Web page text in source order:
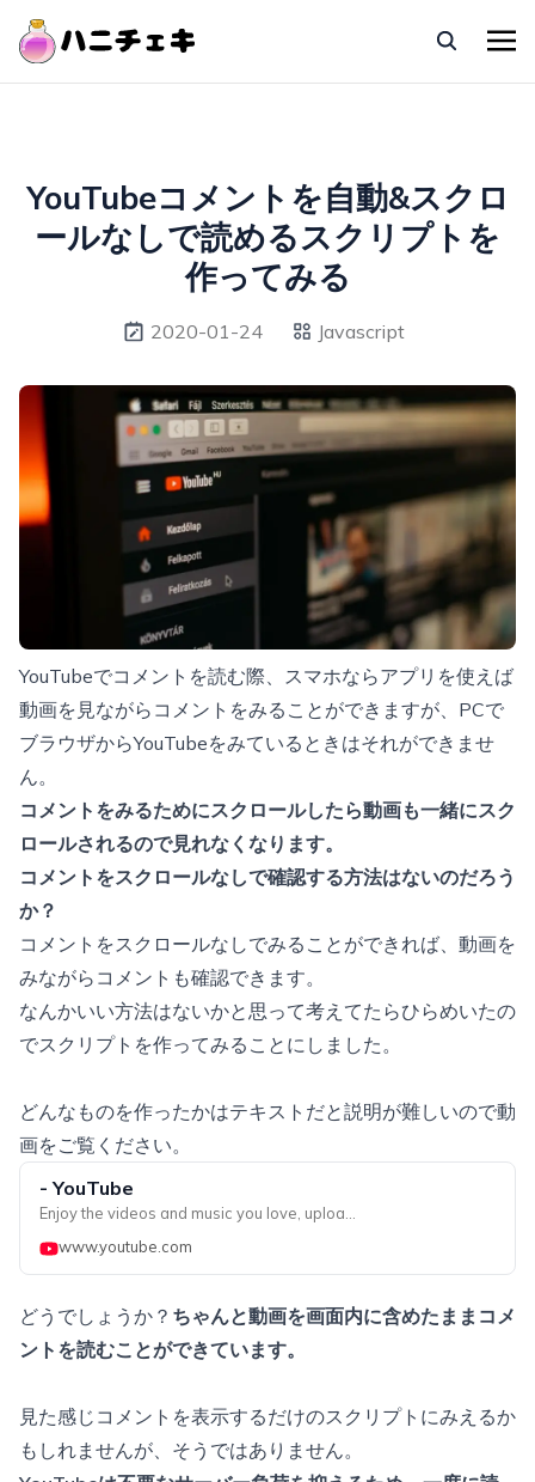
YouTubeコメントを自動&スクロ
ールなしで読めるスクリプトを
作ってみる
2020-01-24 Javascript
YouTubeでコメントを読む際、スマホならアプリを使えば
動画を見ながらコメントをみることができますが、PCで
ブラウザからYouTubeをみているときはそれができませ
ん。
コメントをみるためにスクロールしたら動画も一緒にスク
ロールされるので見れなくなります。
コメントをスクロールなしで確認する方法はないのだろう
か？
コメントをスクロールなしでみることができれば、動画を
みながらコメントも確認できます。
なんかいい方法はないかと思って考えてたらひらめいたの
でスクリプトを作ってみることにしました。
どんなものを作ったかはテキストだと説明が難しいので動
画をご覧ください。
- YouTube
www.youtube.com
どうでしょうか？ ちゃんと動画を画面内に含めたままコメ
ントを読むことができています。
見た感じコメントを表示するだけのスクリプトにみえるか
もしれませんが、そうではありません。